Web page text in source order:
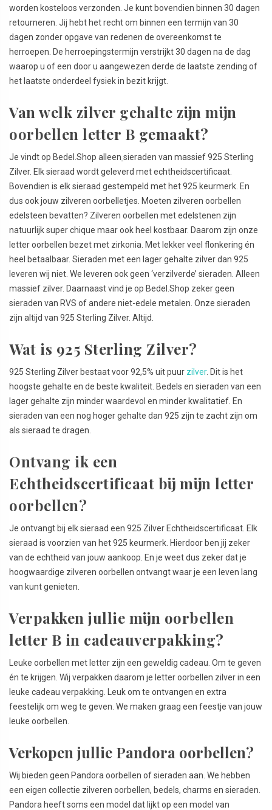
worden kosteloos verzonden. Je kunt bovendien binnen 30 dagen
retourneren. Jij hebt het recht om binnen een termijn van 30
dagen zonder opgave van redenen de overeenkomst te
herroepen. De herroepingstermijn verstrijkt 30 dagen na de dag
waarop u of een door u aangewezen derde de laatste zending of
het laatste onderdeel fysiek in bezit krijgt.
Van welk zilver gehalte zijn mijn
oorbellen letter B gemaakt?
Je vindt op Bedel.Shop alleen sieraden van massief 925 Sterling
Zilver. Elk sieraad wordt geleverd met echtheidscertificaat.
Bovendien is elk sieraad gestempeld met het 925 keurmerk. En
dus ook jouw zilveren oorbelletjes. Moeten zilveren oorbellen
edelsteen bevatten? Zilveren oorbellen met edelstenen zijn
natuurlijk super chique maar ook heel kostbaar. Daarom zijn onze
letter oorbellen bezet met zirkonia. Met lekker veel flonkering én
heel betaalbaar. Sieraden met een lager gehalte zilver dan 925
leveren wij niet. We leveren ook geen ‘verzilverde’ sieraden. Alleen
massief zilver. Daarnaast vind je op Bedel.Shop zeker geen
sieraden van RVS of andere niet-edele metalen. Onze sieraden
zijn altijd van 925 Sterling Zilver. Altijd.
Wat is 925 Sterling Zilver?
925 Sterling Zilver bestaat voor 92,5% uit puur zilver. Dit is het
hoogste gehalte en de beste kwaliteit. Bedels en sieraden van een
lager gehalte zijn minder waardevol en minder kwalitatief. En
sieraden van een nog hoger gehalte dan 925 zijn te zacht zijn om
als sieraad te dragen.
Ontvang ik een
Echtheidscertificaat bij mijn letter
oorbellen?
Je ontvangt bij elk sieraad een 925 Zilver Echtheidscertificaat. Elk
sieraad is voorzien van het 925 keurmerk. Hierdoor ben jij zeker
van de echtheid van jouw aankoop. En je weet dus zeker dat je
hoogwaardige zilveren oorbellen ontvangt waar je een leven lang
van kunt genieten.
Verpakken jullie mijn oorbellen
letter B in cadeauverpakking?
Leuke oorbellen met letter zijn een geweldig cadeau. Om te geven
én te krijgen. Wij verpakken daarom je letter oorbellen zilver in een
leuke cadeau verpakking. Leuk om te ontvangen en extra
feestelijk om weg te geven. We maken graag een feestje van jouw
leuke oorbellen.
Verkopen jullie Pandora oorbellen?
Wij bieden geen Pandora oorbellen of sieraden aan. We hebben
een eigen collectie zilveren oorbellen, bedels, charms en sieraden.
Pandora heeft soms een model dat lijkt op een model van